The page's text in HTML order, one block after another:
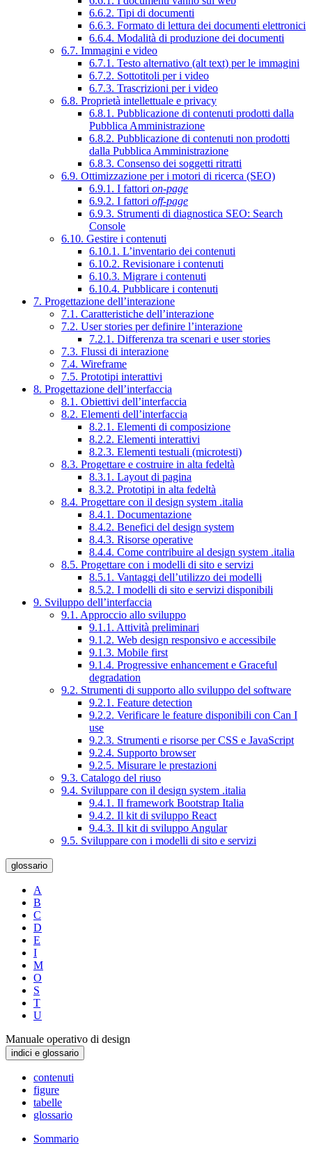
6.6.2. Tipi di documenti
6.6.3. Formato di lettura dei documenti elettronici
6.6.4. Modalità di produzione dei documenti
6.7. Immagini e video
6.7.1. Testo alternativo (alt text) per le immagini
6.7.2. Sottotitoli per i video
6.7.3. Trascrizioni per i video
6.8. Proprietà intellettuale e privacy
6.8.1. Pubblicazione di contenuti prodotti dalla
Pubblica Amministrazione
6.8.2. Pubblicazione di contenuti non prodotti
dalla Pubblica Amministrazione
6.8.3. Consenso dei soggetti ritratti
6.9. Ottimizzazione per i motori di ricerca (SEO)
6.9.1. I fattori on-page
6.9.2. I fattori off-page
6.9.3. Strumenti di diagnostica SEO: Search
Console
6.10. Gestire i contenuti
6.10.1. L’inventario dei contenuti
6.10.2. Revisionare i contenuti
6.10.3. Migrare i contenuti
6.10.4. Pubblicare i contenuti
7. Progettazione dell’interazione
7.1. Caratteristiche dell’interazione
7.2. User stories per definire l’interazione
7.2.1. Differenza tra scenari e user stories
7.3. Flussi di interazione
7.4. Wireframe
7.5. Prototipi interattivi
8. Progettazione dell’interfaccia
8.1. Obiettivi dell’interfaccia
8.2. Elementi dell’interfaccia
8.2.1. Elementi di composizione
8.2.2. Elementi interattivi
8.2.3. Elementi testuali (microtesti)
8.3. Progettare e costruire in alta fedeltà
8.3.1. Layout di pagina
8.3.2. Prototipi in alta fedeltà
8.4. Progettare con il design system .italia
8.4.1. Documentazione
8.4.2. Benefici del design system
8.4.3. Risorse operative
8.4.4. Come contribuire al design system .italia
8.5. Progettare con i modelli di sito e servizi
8.5.1. Vantaggi dell’utilizzo dei modelli
8.5.2. I modelli di sito e servizi disponibili
9. Sviluppo dell’interfaccia
9.1. Approccio allo sviluppo
9.1.1. Attività preliminari
9.1.2. Web design responsivo e accessibile
9.1.3. Mobile first
9.1.4. Progressive enhancement e Graceful
degradation
9.2. Strumenti di supporto allo sviluppo del software
9.2.1. Feature detection
9.2.2. Verificare le feature disponibili con Can I
use
9.2.3. Strumenti e risorse per CSS e JavaScript
9.2.4. Supporto browser
9.2.5. Misurare le prestazioni
9.3. Catalogo del riuso
9.4. Sviluppare con il design system .italia
9.4.1. Il framework Bootstrap Italia
9.4.2. Il kit di sviluppo React
9.4.3. Il kit di sviluppo Angular
9.5. Sviluppare con i modelli di sito e servizi
glossario
A
B
C
D
E
I
M
O
S
T
U
Manuale operativo di design
indici e glossario
contenuti
figure
tabelle
glossario
Sommario